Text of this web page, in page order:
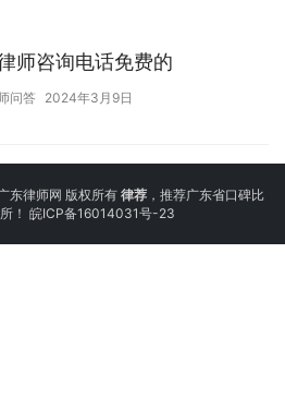
师咨询电话免费的
问答 2024年3月9日
律师网 版权所有 律荐 ，推荐广东省口碑比
！ 皖ICP备16014031号-23